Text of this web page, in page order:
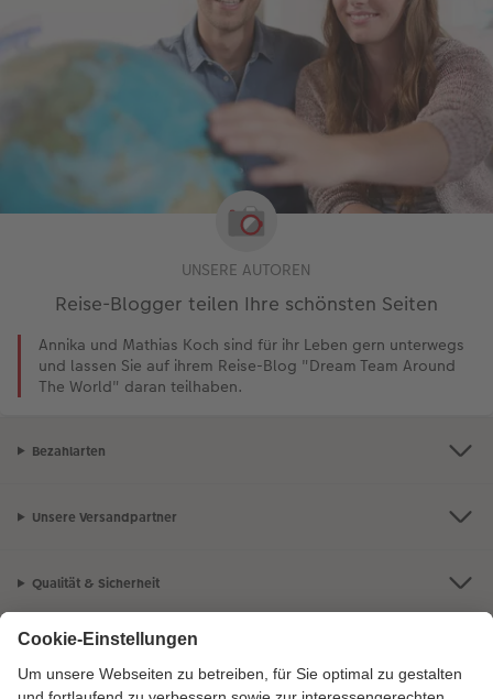
UNSERE AUTOREN
Reise-Blogger teilen Ihre schönsten Seiten
Annika und Mathias Koch sind für ihr Leben gern unterwegs
und lassen Sie auf ihrem Reise-Blog "Dream Team Around
The World" daran teilhaben.
Bezahlarten
Unsere Versandpartner
Qualität & Sicherheit
Zertifizierungen & Initiativen